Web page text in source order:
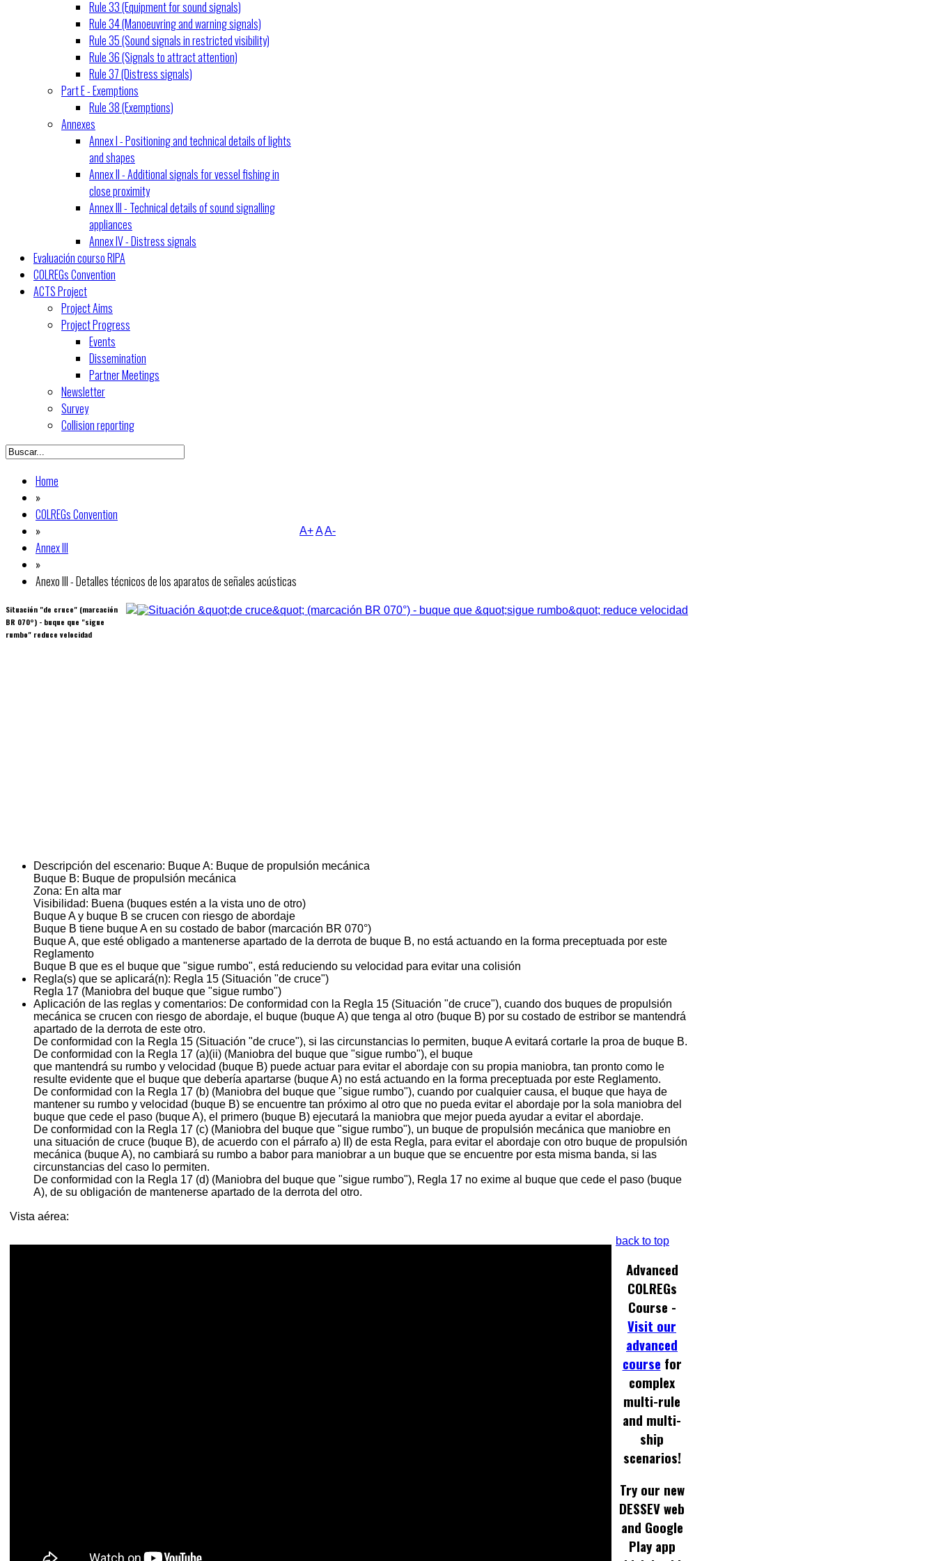
Rule 33 (Equipment for sound signals)
Rule 34 (Manoeuvring and warning signals)
Rule 35 (Sound signals in restricted visibility)
Rule 36 (Signals to attract attention)
Rule 37 (Distress signals)
Part E - Exemptions
Rule 38 (Exemptions)
Annexes
Annex I - Positioning and technical details of lights
and shapes
Annex II - Additional signals for vessel fishing in
close proximity
Annex III - Technical details of sound signalling
appliances
Annex IV - Distress signals
Evaluación courso RIPA
COLREGs Convention
ACTS Project
Project Aims
Project Progress
Events
Dissemination
Partner Meetings
Newsletter
Survey
Collision reporting
Home
»
COLREGs Convention
»
Annex III
»
Anexo III - Detalles técnicos de los aparatos de señales acústicas
A+AA-
Situación "de cruce" (marcación
BR 070°) - buque que "sigue
rumbo" reduce velocidad
Descripción del escenario: Buque A: Buque de propulsión mecánica
Buque B: Buque de propulsión mecánica
Zona: En alta mar
Visibilidad: Buena (buques estén a la vista uno de otro)
Buque A y buque B se crucen con riesgo de abordaje
Buque B tiene buque A en su costado de babor (marcación BR 070°)
Buque A, que esté obligado a mantenerse apartado de la derrota de buque B, no está actuando en la forma preceptuada por este
Reglamento
Buque B que es el buque que "sigue rumbo", está reduciendo su velocidad para evitar una colisión
Regla(s) que se aplicará(n): Regla 15 (Situación "de cruce")
Regla 17 (Maniobra del buque que "sigue rumbo")
Aplicación de las reglas y comentarios: De conformidad con la Regla 15 (Situación "de cruce"), cuando dos buques de propulsión
mecánica se crucen con riesgo de abordaje, el buque (buque A) que tenga al otro (buque B) por su costado de estribor se mantendrá
apartado de la derrota de este otro.
De conformidad con la Regla 15 (Situación "de cruce"), si las circunstancias lo permiten, buque A evitará cortarle la proa de buque B.
De conformidad con la Regla 17 (a)(ii) (Maniobra del buque que "sigue rumbo"), el buque
que mantendrá su rumbo y velocidad (buque B) puede actuar para evitar el abordaje con su propia maniobra, tan pronto como le
resulte evidente que el buque que debería apartarse (buque A) no está actuando en la forma preceptuada por este Reglamento.
De conformidad con la Regla 17 (b) (Maniobra del buque que "sigue rumbo"), cuando por cualquier causa, el buque que haya de
mantener su rumbo y velocidad (buque B) se encuentre tan próximo al otro que no pueda evitar el abordaje por la sola maniobra del
buque que cede el paso (buque A), el primero (buque B) ejecutará la maniobra que mejor pueda ayudar a evitar el abordaje.
De conformidad con la Regla 17 (c) (Maniobra del buque que "sigue rumbo"), un buque de propulsión mecánica que maniobre en
una situación de cruce (buque B), de acuerdo con el párrafo a) II) de esta Regla, para evitar el abordaje con otro buque de propulsión
mecánica (buque A), no cambiará su rumbo a babor para maniobrar a un buque que se encuentre por esta misma banda, si las
circunstancias del caso lo permiten.
De conformidad con la Regla 17 (d) (Maniobra del buque que "sigue rumbo"), Regla 17 no exime al buque que cede el paso (buque
A), de su obligación de mantenerse apartado de la derrota del otro.
Vista aérea:
back to top
Advanced
COLREGs
Course -
Visit our
advanced
course for
complex
multi-rule
and multi-
ship
scenarios!
Try our new
DESSEV web
and Google
Play app